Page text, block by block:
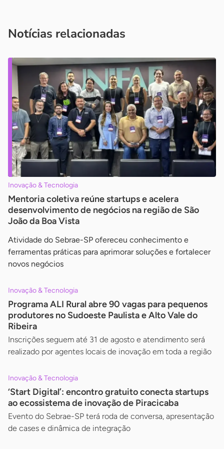
Notícias relacionadas
Inovação & Tecnologia
Mentoria coletiva reúne startups e acelera
desenvolvimento de negócios na região de São
João da Boa Vista
Atividade do Sebrae-SP ofereceu conhecimento e
ferramentas práticas para aprimorar soluções e fortalecer
novos negócios
Inovação & Tecnologia
Programa ALI Rural abre 90 vagas para pequenos
produtores no Sudoeste Paulista e Alto Vale do
Ribeira
Inscrições seguem até 31 de agosto e atendimento será
realizado por agentes locais de inovação em toda a região
Inovação & Tecnologia
‘Start Digital’: encontro gratuito conecta startups
ao ecossistema de inovação de Piracicaba
Evento do Sebrae-SP terá roda de conversa, apresentação
de cases e dinâmica de integração